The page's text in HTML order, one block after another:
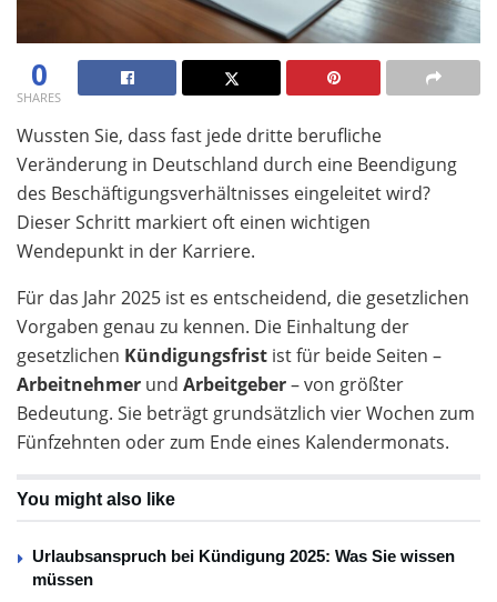
0
SHARES
Wussten Sie, dass fast jede dritte berufliche
Veränderung in Deutschland durch eine Beendigung
des Beschäftigungsverhältnisses eingeleitet wird?
Dieser Schritt markiert oft einen wichtigen
Wendepunkt in der Karriere.
Für das Jahr 2025 ist es entscheidend, die gesetzlichen
Vorgaben genau zu kennen. Die Einhaltung der
gesetzlichen Kündigungsfrist ist für beide Seiten –
Arbeitnehmer und Arbeitgeber– von größter
Bedeutung. Sie beträgt grundsätzlich vier Wochen zum
Fünfzehnten oder zum Ende eines Kalendermonats.
You might also like
Urlaubsanspruch bei Kündigung 2025: Was Sie wissen
müssen